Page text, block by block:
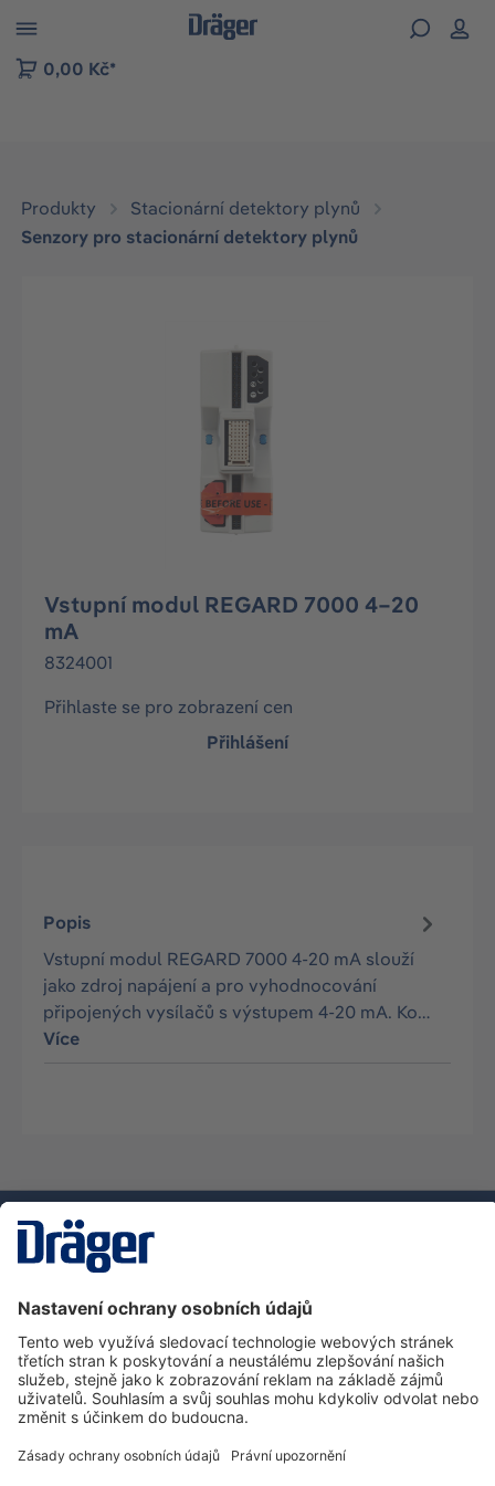
to B2B platform navigation
0,00 Kč*
Produkty
Stacionární detektory plynů
Senzory pro stacionární detektory plynů
Vstupní modul REGARD 7000 4–20
mA
8324001
Přihlaste se pro zobrazení cen
Přihlášení
Popis
Vstupní modul REGARD 7000 4-20 mA slouží
jako zdroj napájení a pro vyhodnocování
připojených vysílačů s výstupem 4-20 mA. Ko…
Více
Zákaznická infolinka
O společnosti Dräger
Informace